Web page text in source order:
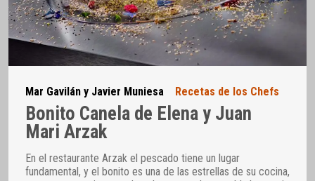
Mar Gavilán y Javier Muniesa Recetas de los Chefs
Bonito Canela de Elena y Juan
Mari Arzak
En el restaurante Arzak el pescado tiene un lugar
fundamental, y el bonito es una de las estrellas de su cocina,